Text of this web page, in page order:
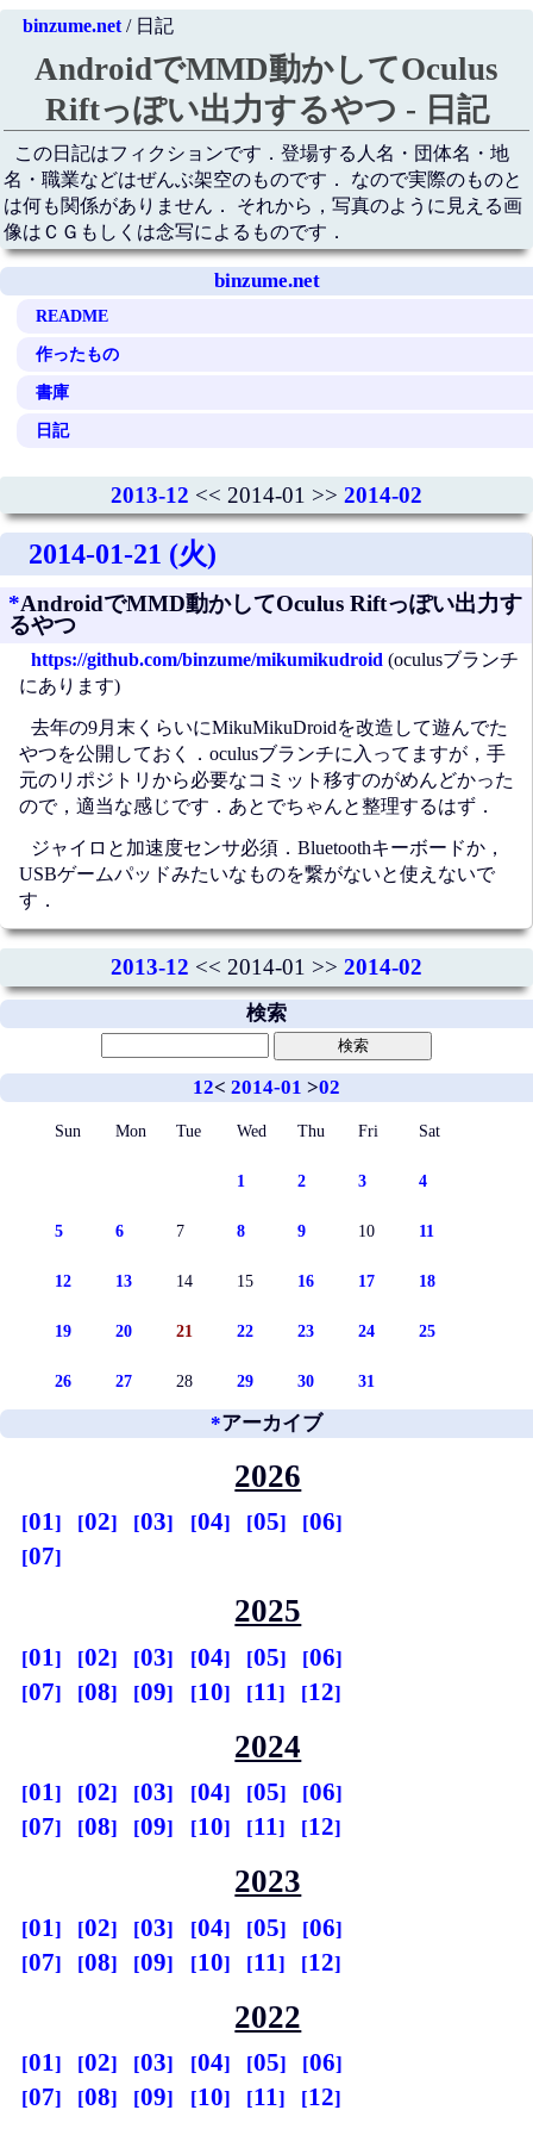
binzume.net/ 日記
AndroidでMMD動かしてOculus
Riftっぽい出力するやつ - 日記
この日記はフィクションです．登場する人名・団体名・地
名・職業などはぜんぶ架空のものです． なので実際のものと
は何も関係がありません． それから，写真のように見える画
像はＣＧもしくは念写によるものです．
binzume.net
README
作ったもの
書庫
日記
2013-12 << 2014-01 >> 2014-02
2014-01-21 (火)
*AndroidでMMD動かしてOculus Riftっぽい出力す
るやつ
https://github.com/binzume/mikumikudroid (oculusブランチ
にあります)
去年の9月末くらいにMikuMikuDroidを改造して遊んでた
やつを公開しておく．oculusブランチに入ってますが，手
元のリポジトリから必要なコミット移すのがめんどかった
ので，適当な感じです．あとでちゃんと整理するはず．
ジャイロと加速度センサ必須．Bluetoothキーボードか，
USBゲームパッドみたいなものを繋がないと使えないで
す．
2013-12 << 2014-01 >> 2014-02
検索
12< 2014-01 >02
Sun Mon Tue Wed Thu Fri Sat
1 2 3 4
5 6 7 8 9 10 11
12 13 14 15 16 17 18
19 20 21 22 23 24 25
26 27 28 29 30 31
*アーカイブ
2026
01 02 03 04 05
06
07
2025
01 02 03 04 05
06
07
08 09 10 11 12
2024
01 02 03 04 05
06
07
08 09 10 11 12
2023
01 02 03 04 05
06
07
08 09 10 11 12
2022
01 02 03 04 05
06
07
08 09 10 11 12